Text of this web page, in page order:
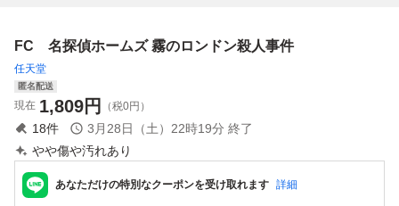
FC 名探偵ホームズ 霧のロンドン殺人事件
任天堂
匿名配送
現在 1,809円 （税0円）
18件 3月28日（土）22時19分 終了
やや傷や汚れあり
あなただけの特別なクーポンを受け取れます 詳細